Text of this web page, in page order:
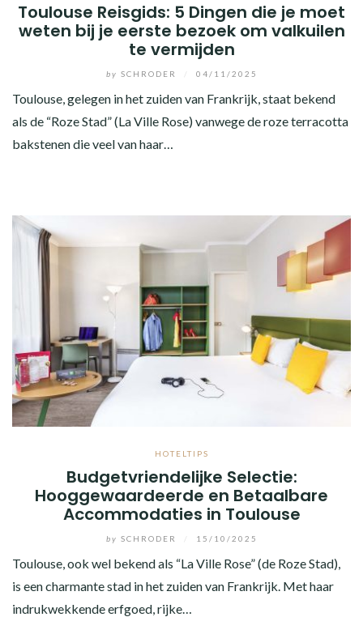
Toulouse Reisgids: 5 Dingen die je moet
weten bij je eerste bezoek om valkuilen
te vermijden
by SCHRODER 04/11/2025
Toulouse, gelegen in het zuiden van Frankrijk, staat bekend
als de “Roze Stad” (La Ville Rose) vanwege de roze terracotta
bakstenen die veel van haar…
HOTELTIPS
Budgetvriendelijke Selectie:
Hooggewaardeerde en Betaalbare
Accommodaties in Toulouse
by SCHRODER 15/10/2025
Toulouse, ook wel bekend als “La Ville Rose” (de Roze Stad),
is een charmante stad in het zuiden van Frankrijk. Met haar
indrukwekkende erfgoed, rijke…